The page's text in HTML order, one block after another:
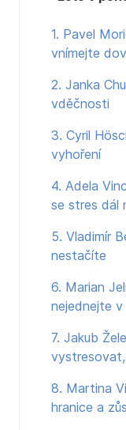
relax je důležitý i
1. Pavel
vnímejte
2. Janka
vděčnosti
3. Cyril
vyhoření
4. Adela
se stres dál
5. Vladimír
nestačíte
6. Marian
nejednejte v
7. Jakub
8. Martina
hranice a